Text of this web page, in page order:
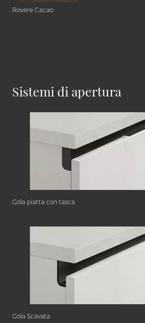
Rovere Cacao
Sistemi di apertura
Gola piatta con tasca
Gola Scavata